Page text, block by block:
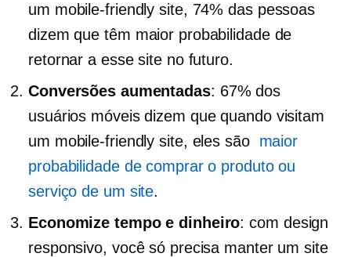
um mobile-friendly site, 74% das pessoas
dizem que têm maior probabilidade de
retornar a esse site no futuro.
Conversões aumentadas: 67% dos
usuários móveis dizem que quando visitam
um mobile-friendly site, eles são maior
probabilidade de comprar o produto ou
serviço de um site.
Economize tempo e dinheiro: com design
responsivo, você só precisa manter um site